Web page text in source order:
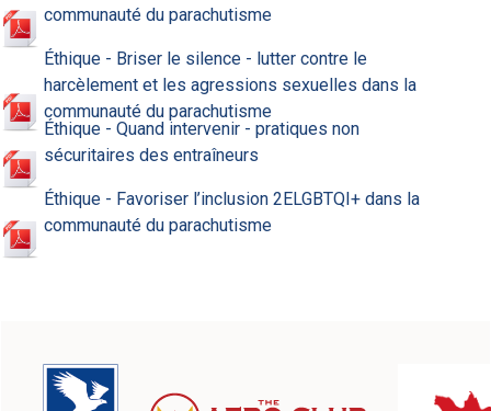
communauté du parachutisme
Éthique - Briser le silence - lutter contre le
harcèlement et les agressions sexuelles dans la
communauté du parachutisme
Éthique - Quand intervenir - pratiques non
sécuritaires des entraîneurs
Éthique - Favoriser l’inclusion 2ELGBTQI+ dans la
communauté du parachutisme